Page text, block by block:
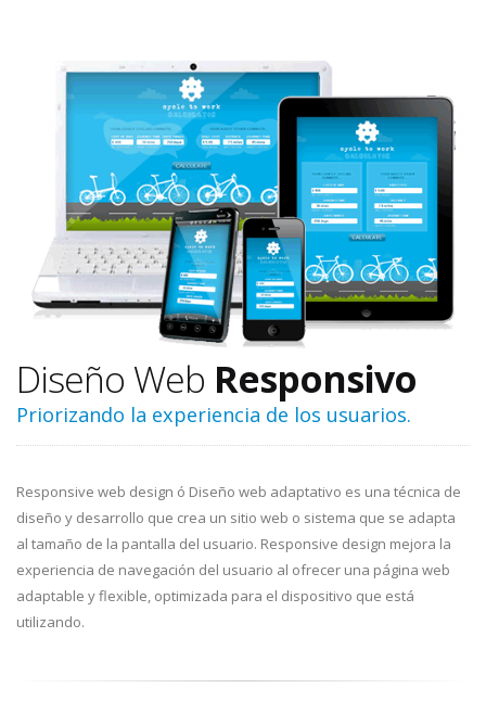
Diseño Web Responsivo
Priorizando la experiencia de los usuarios.
Responsive web design ó Diseño web adaptativo es una técnica de
diseño y desarrollo que crea un sitio web o sistema que se adapta
al tamaño de la pantalla del usuario. Responsive design mejora la
experiencia de navegación del usuario al ofrecer una página web
adaptable y flexible, optimizada para el dispositivo que está
utilizando.